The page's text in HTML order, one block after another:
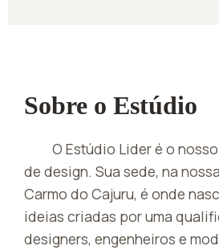
Sobre o Estúdio
O Estúdio Lider é o
de design. Sua sede, na
Carmo do Cajuru, é onde
ideias criadas por uma
designers, engenheiros e